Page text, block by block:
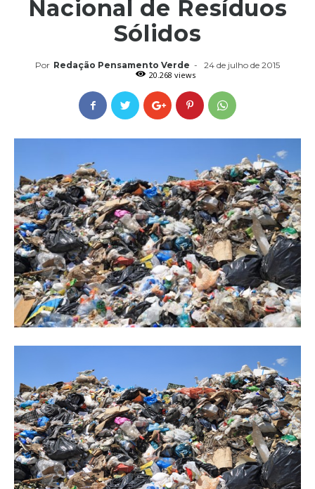
Nacional de Resíduos
Sólidos
Por Redação Pensamento Verde -
24 de julho de 2015
20.268 views